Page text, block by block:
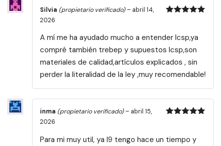
Silvia (propietario verificado)– abril 14,
2026
A mí me ha ayudado mucho a entender lcsp,ya
compré también trebep y supuestos lcsp,son
materiales de calidad,artículos explicados , sin
perder la literalidad de la ley ,muy recomendable!
inma (propietario verificado)– abril 15,
2026
Para mi muy util, ya l9 tengo hace un tiempo y